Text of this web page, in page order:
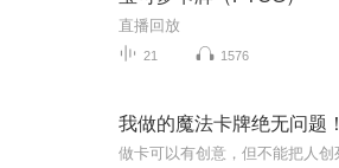
直播回放
21 1576
我做的魔法卡牌绝无问题！